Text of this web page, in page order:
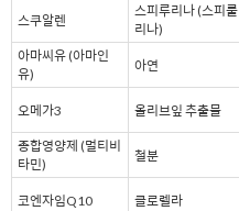
스쿠알렌
스피루리나 (스피룰
리나)
아마씨유 (아마인
유)
아연
오메가3 올리브잎 추출물
종합영양제 (멀티비
타민)
철분
코엔자임Q10 클로렐라